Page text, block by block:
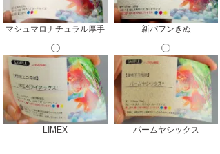
マシュマロナチュラル厚手 新バフンきぬ
LIMEX パームヤシックス